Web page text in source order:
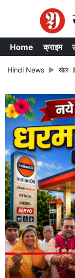
Home क्राइम
Hindi News खेल